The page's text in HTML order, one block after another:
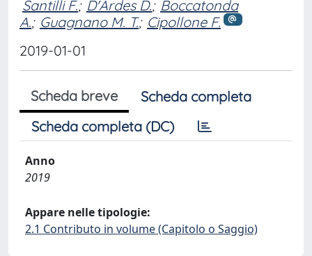
Santilli F.; D'Ardes D.; Boccatonda
A.; Guagnano M. T.; Cipollone F.
2019-01-01
Scheda breve
Scheda completa
Scheda completa (DC)
Anno
2019
Appare nelle tipologie:
2.1 Contributo in volume (Capitolo o Saggio)